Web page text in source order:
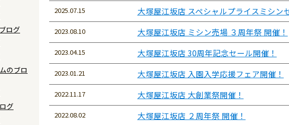
2025.07.15 大塚屋江坂店 スペシャルプライスミシン
2023.08.10 大塚屋江坂店 ミシン売場 ３周年祭 開催！
2023.04.15 大塚屋江坂店 30周年記念セール開催！
2023.01.21 大塚屋江坂店 入園入学応援フェア開催！
2022.11.17 大塚屋江坂店 大創業祭開催！
2022.08.02 大塚屋江坂店 ２周年祭 開催！
ログ
のブロ
グ